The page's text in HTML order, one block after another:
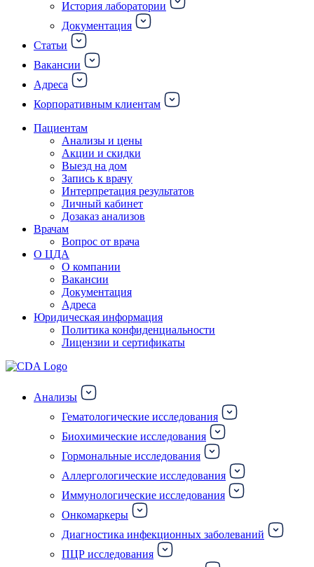
История лаборатории
Документация
Статьи
Вакансии
Адреса
Корпоративным клиентам
Пациентам
Анализы и цены
Акции и скидки
Выезд на дом
Запись к врачу
Интерпретация результатов
Личный кабинет
Дозаказ анализов
Врачам
Вопрос от врача
О ЦДА
О компании
Вакансии
Документация
Адреса
Юридическая информация
Политика конфиденциальности
Лицензии и сертификаты
Анализы
Гематологические исследования
Биохимические исследования
Гормональные исследования
Аллергологические исследования
Иммунологические исследования
Онкомаркеры
Диагностика инфекционных заболеваний
ПЦР исследования